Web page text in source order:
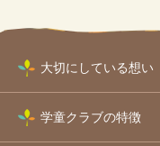
大切にしている想い
学童クラブの特徴